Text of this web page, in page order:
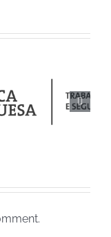
Visão 360
– Notícias
– seg-